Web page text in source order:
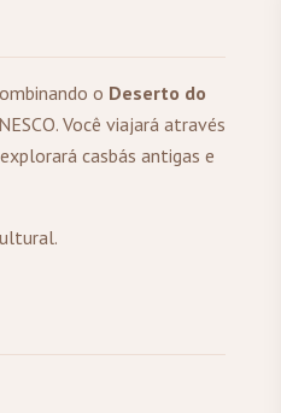
o Deserto do
Você viajará através
casbás antigas e